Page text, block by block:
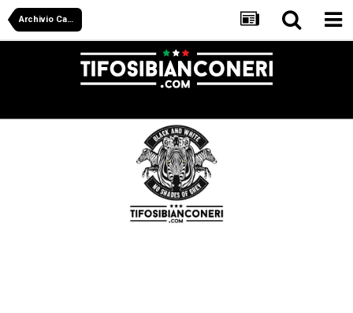
Archivio Calciomercato